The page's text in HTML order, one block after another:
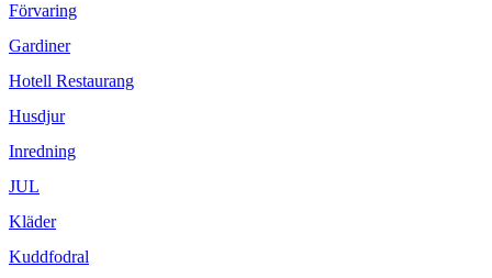
Förvaring
Gardiner
Hotell Restaurang
Husdjur
Inredning
JUL
Kläder
Kuddfodral